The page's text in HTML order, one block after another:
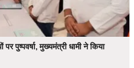
पर पुष्पवर्षा, मुख्यमंत्री धामी ने किया